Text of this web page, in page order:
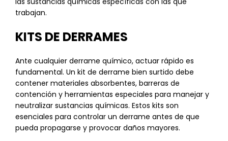
trabajan.
KITS DE DERRAMES
Ante cualquier derrame químico, actuar rápido es
fundamental. Un kit de derrame bien surtido debe
contener materiales absorbentes, barreras de
contención y herramientas especiales para manejar y
neutralizar sustancias químicas. Estos kits son
esenciales para controlar un derrame antes de que
pueda propagarse y provocar daños mayores.